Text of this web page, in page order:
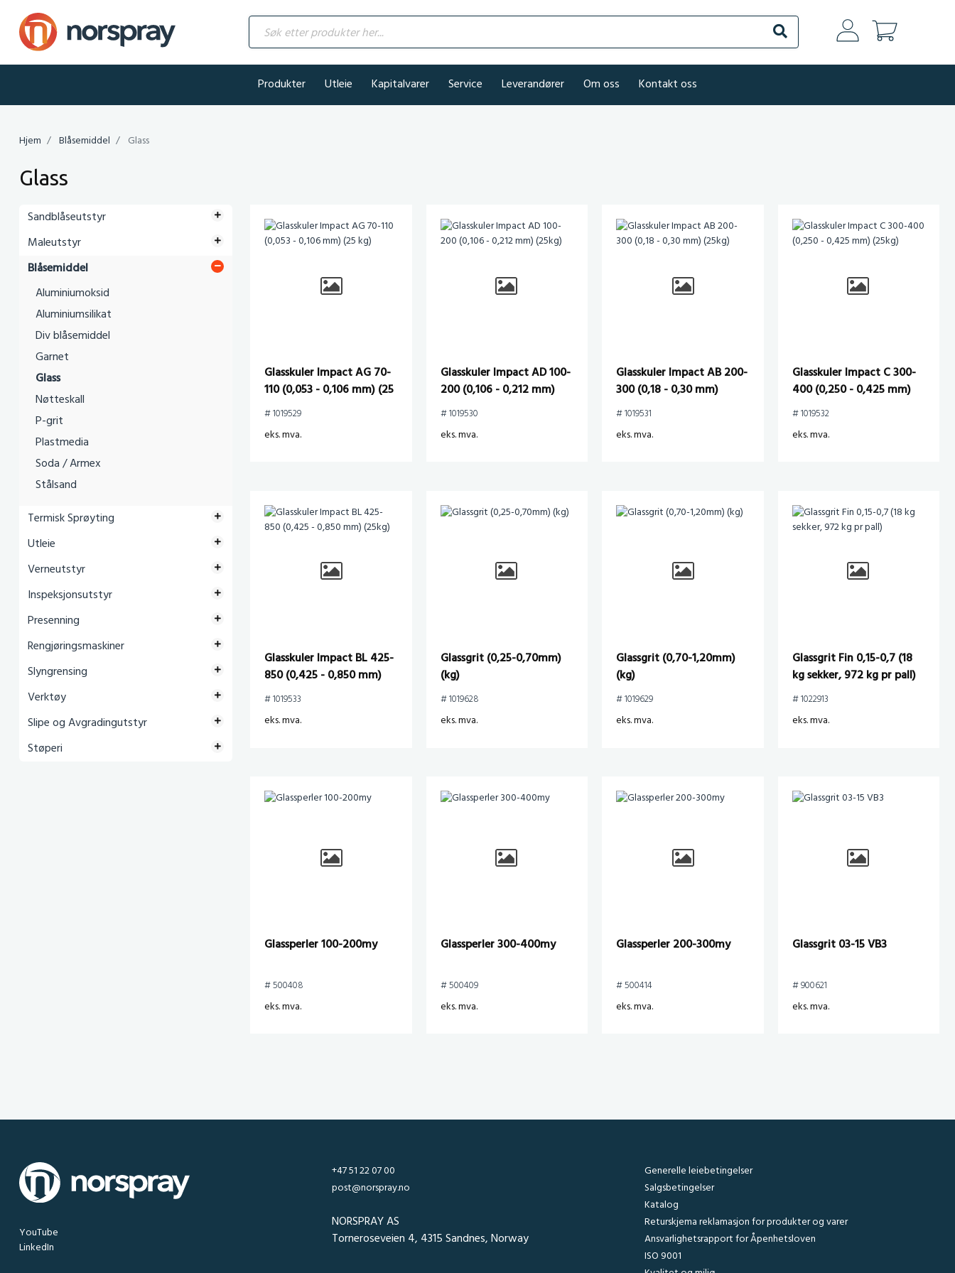
Søk etter produkter her...
Søk
Produkter
Utleie Kapitalvarer Service Leverandører Om oss Kontakt oss
Hjem Blåsemiddel Glass
Glass
Sandblåseutstyr
Maleutstyr
Blåsemiddel
Aluminiumoksid
Aluminiumsilikat
Div blåsemiddel
Garnet
Glass
Nøtteskall
P-grit
Plastmedia
Soda / Armex
Stålsand
Termisk Sprøyting
Utleie
Verneutstyr
Inspeksjonsutstyr
Presenning
Rengjøringsmaskiner
Slyngrensing
Verktøy
Slipe og Avgradingutstyr
Støperi
Glasskuler Impact AG 70-
110 (0,053 - 0,106 mm) (25
kg)
# 1019529
eks. mva.
Glasskuler Impact AD 100-
200 (0,106 - 0,212 mm)
(25kg)
# 1019530
eks. mva.
Glasskuler Impact AB 200-
300 (0,18 - 0,30 mm)
(25kg)
# 1019531
eks. mva.
Glasskuler Impact C 300-
400 (0,250 - 0,425 mm)
(25kg)
# 1019532
eks. mva.
Glasskuler Impact BL 425-
850 (0,425 - 0,850 mm)
(25kg)
# 1019533
eks. mva.
Glassgrit (0,25-0,70mm)
(kg)
# 1019628
eks. mva.
Glassgrit (0,70-1,20mm)
(kg)
# 1019629
eks. mva.
Glassgrit Fin 0,15-0,7 (18
kg sekker, 972 kg pr pall)
# 1022913
eks. mva.
Glassperler 100-200my
# 500408
eks. mva.
Glassperler 300-400my
# 500409
eks. mva.
Glassperler 200-300my
# 500414
eks. mva.
Glassgrit 03-15 VB3
# 900621
eks. mva.
YouTube
LinkedIn
+47 51 22 07 00
post@norspray.no
NORSPRAY AS
Torneroseveien 4, 4315 Sandnes, Norway
Generelle leiebetingelser
Salgsbetingelser
Katalog
Returskjema reklamasjon for produkter og varer
Ansvarlighetsrapport for Åpenhetsloven
ISO 9001